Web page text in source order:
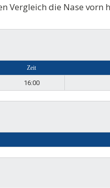
Vergleich die Nase vorn
Zeit
16:00